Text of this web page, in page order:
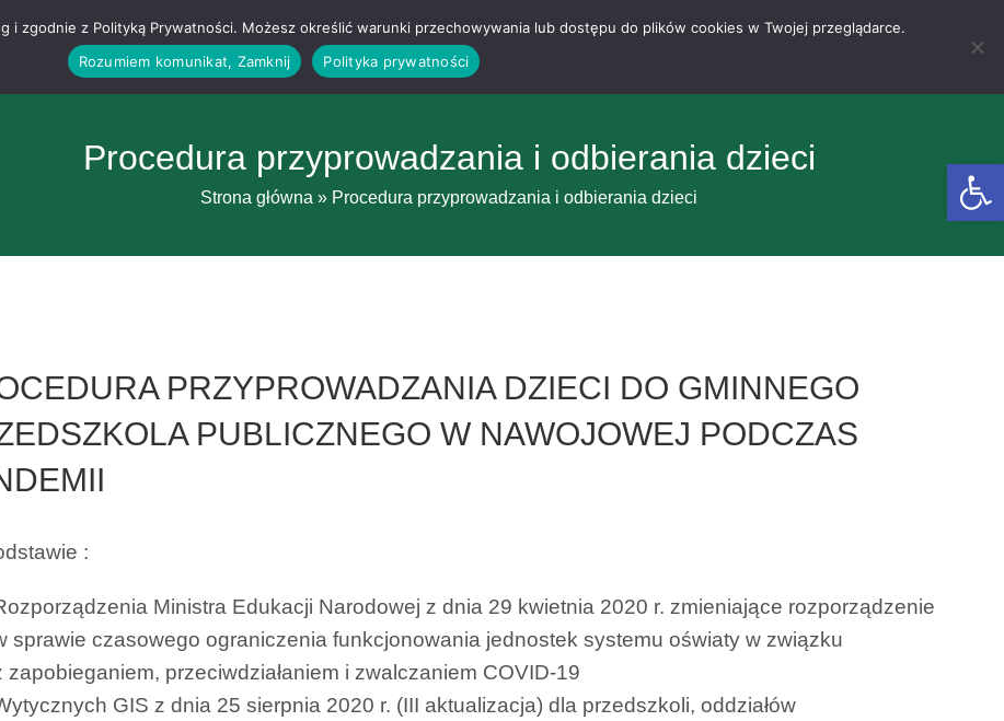
Procedura przyprowadzania i odbierania dzieci
Strona główna » Procedura przyprowadzania i odbierania dzieci
PRZYPROWADZANIA DZIECI DO GMINNEGO
PUBLICZNEGO W NAWOJOWEJ PODCZAS
:
Ministra Edukacji Narodowej z dnia 29 kwietnia 2020 r. zmieniające rozporządzenie
sprawie czasowego ograniczenia funkcjonowania jednostek systemu oświaty w związku
zapobieganiem, przeciwdziałaniem i zwalczaniem COVID-19
GIS z dnia 25 sierpnia 2020 r. (III aktualizacja) dla przedszkoli, oddziałów
i zgodnie z Polityką Prywatności. Możesz określić warunki przechowywania lub dostępu do plików cookies w Twojej przeglądarce.
Rozumiem komunikat, Zamknij
Polityka prywatności